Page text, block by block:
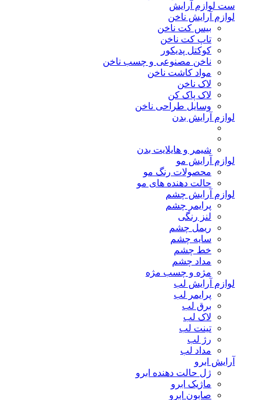
ست لوازم آرایش
لوازم آرایش ناخن
بیس کت ناخن
تاپ کت ناخن
کوکتل پدیکور
ناخن مصنوعی و چسب ناخن
مواد کاشت ناخن
لاک ناخن
لاک پاک کن
وسایل طراحی ناخن
لوازم آرایش بدن
شیمر و هایلایت بدن
لوازم آرایش مو
محصولات رنگ مو
حالت دهنده های مو
لوازم آرایش چشم
پرایمر چشم
لنز رنگی
ریمل چشم
سایه چشم
خط چشم
مداد چشم
مژه و چسب مژه
لوازم آرایش لب
پرایمر لب
برق لب
لاک لب
تینت لب
رژ لب
مداد لب
آرایش ابرو
ژل حالت دهنده ابرو
ماژیک ابرو
صابون ابرو